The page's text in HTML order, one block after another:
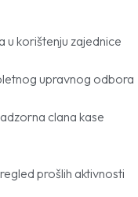
u korištenju zajednice
upravnog odbora
clana kase
prošlih aktivnosti